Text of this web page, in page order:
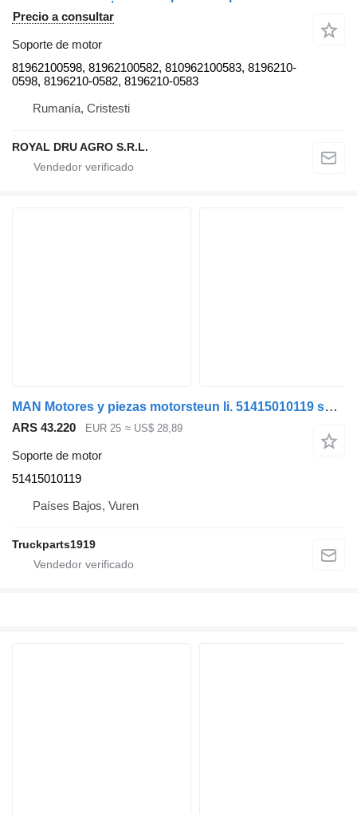
Precio a consultar
Soporte de motor
81962100598, 81962100582, 810962100583, 8196210-
0598, 8196210-0582, 8196210-0583
Rumanía, Cristesti
ROYAL DRU AGRO S.R.L.
MAN Motores y piezas motorsteun li. 51415010119 soporte de motor para camión
ARS 43.220 EUR 25 ≈ US$ 28,89
Soporte de motor
51415010119
Países Bajos, Vuren
Truckparts1919